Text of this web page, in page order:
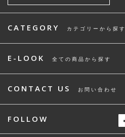
CATEGORY カテゴリーから探す
E-LOOK 全ての商品から探す
CONTACT US お問い合わせ
FOLLOW